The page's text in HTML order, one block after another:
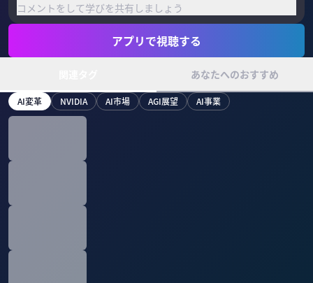
コメントをして学びを共有しましょう
アプリで視聴する
あなたへのおすすめ
AI変革 NVIDIA AI市場 AGI展望 AI事業